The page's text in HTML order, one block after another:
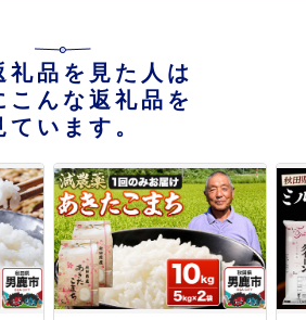
礼品を見た人は
こんな返礼品を
ています。